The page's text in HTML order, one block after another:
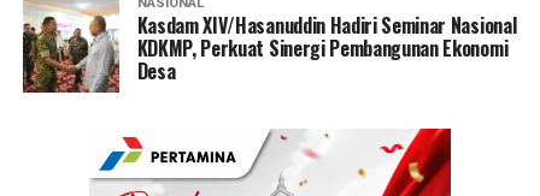
Kasdam XIV/Hasanuddin Hadiri Seminar Nasional
KDKMP, Perkuat Sinergi Pembangunan Ekonomi
Desa